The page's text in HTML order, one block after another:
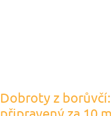
Dobroty z